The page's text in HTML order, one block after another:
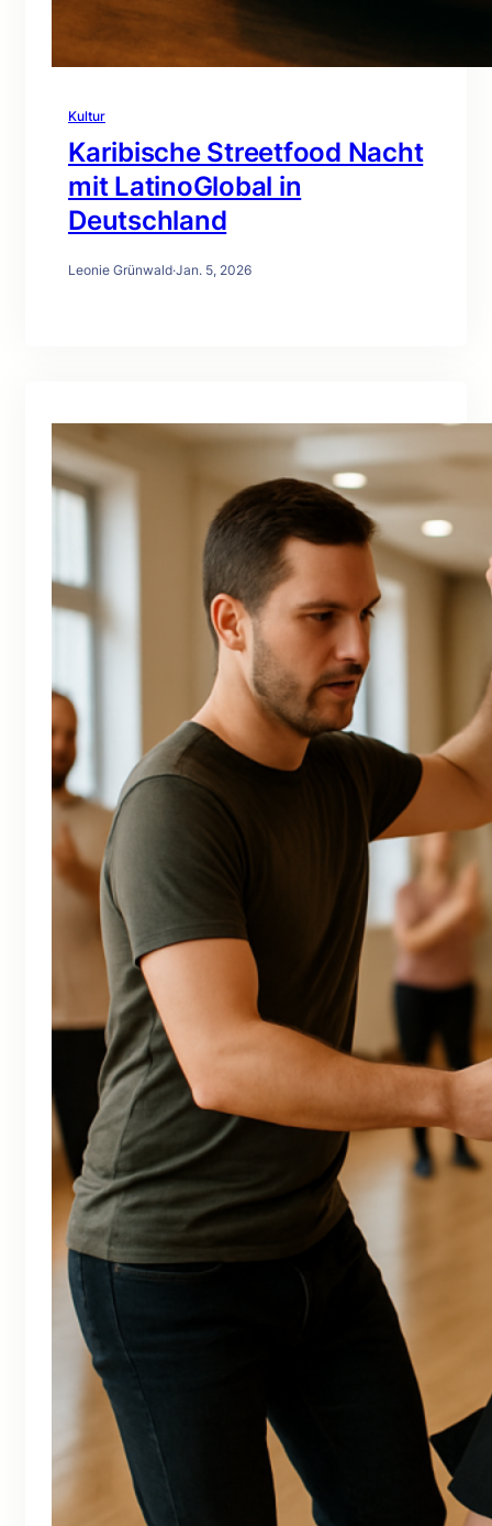
Kultur
Karibische Streetfood Nacht
mit LatinoGlobal in
Deutschland
Leonie Grünwald·Jan. 5, 2026